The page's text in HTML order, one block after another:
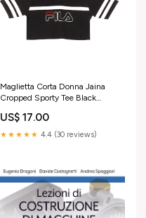
Maglietta Corta Donna Jaina
Cropped Sporty Tee Black
US$ 17.00
★★★★★ 4.4 (30 reviews)